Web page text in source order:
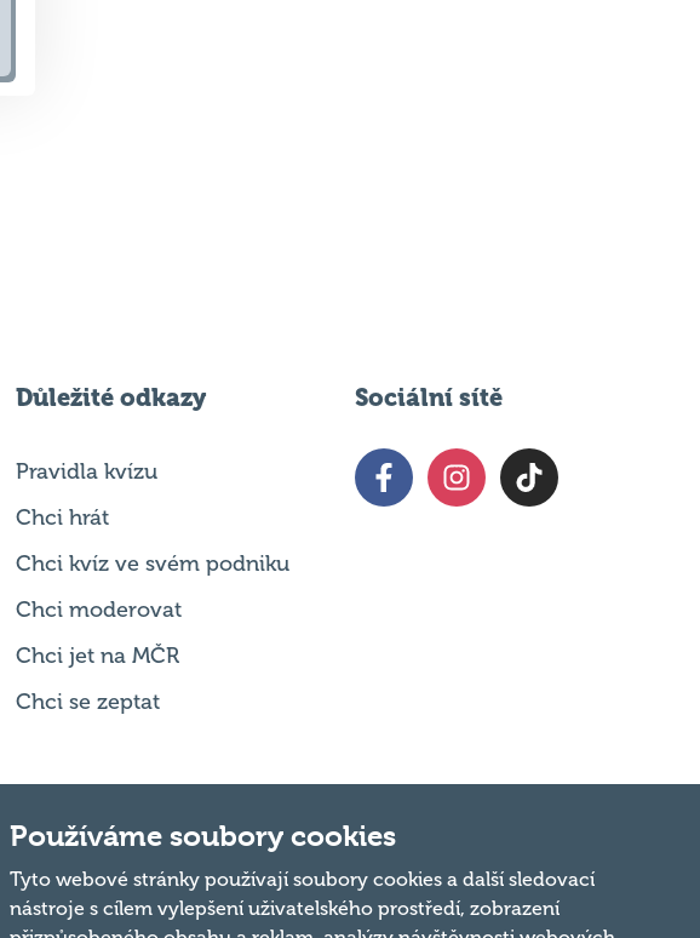
Důležité odkazy
Pravidla kvízu
Chci hrát
Chci kvíz ve svém podniku
Chci moderovat
Chci jet na MČR
Chci se zeptat
Sociální sítě
Používáme soubory cookies
Tyto webové stránky používají soubory cookies a další sledovací
nástroje s cílem vylepšení uživatelského prostředí, zobrazení